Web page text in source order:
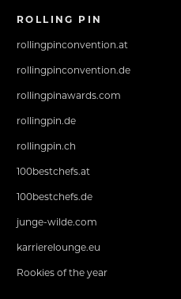
ROLLING PIN
rollingpinconvention.at
rollingpinconvention.de
rollingpinawards.com
rollingpin.de
rollingpin.ch
100bestchefs.at
100bestchefs.de
junge-wilde.com
karrierelounge.eu
Rookies of the year